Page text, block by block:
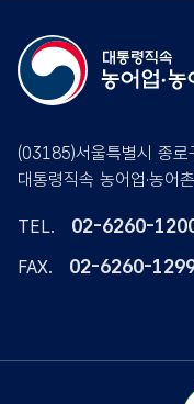
(03185)서울특별시 종
대통령직속 농어업·농어
TEL. 02-6260-
FAX. 02-6260-